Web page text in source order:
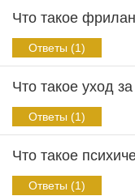
Что такое
Ответы (1)
Что такое уход
Ответы (1)
Что такое
Ответы (1)